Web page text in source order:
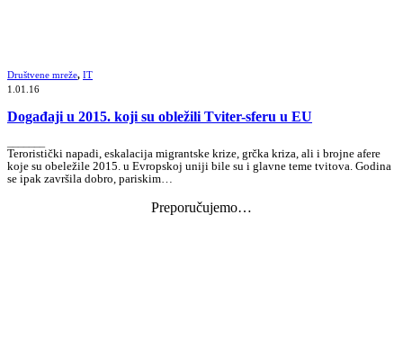
Društvene mreže, IT
1.01.16
Događaji u 2015. koji su obležili Tviter-sferu u EU
Teroristički napadi, eskalacija migrantske krize, grčka kriza, ali i brojne afere
koje su obeležile 2015. u Evropskoj uniji bile su i glavne teme tvitova. Godina
se ipak završila dobro, pariskim…
Preporučujemo…